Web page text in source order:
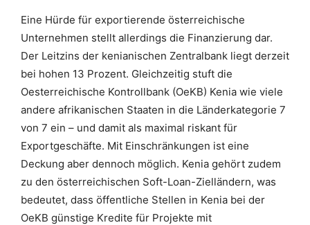
Eine Hürde für exportierende österreichische
Unternehmen stellt allerdings die Finanzierung dar.
Der Leitzins der kenianischen Zentralbank liegt derzeit
bei hohen 13 Prozent. Gleichzeitig stuft die
Oesterreichische Kontrollbank (OeKB) Kenia wie viele
andere afrikanischen Staaten in die Länderkategorie 7
von 7 ein – und damit als maximal riskant für
Exportgeschäfte. Mit Einschränkungen ist eine
Deckung aber dennoch möglich. Kenia gehört zudem
zu den österreichischen Soft-Loan-Zielländern, was
bedeutet, dass öffentliche Stellen in Kenia bei der
OeKB günstige Kredite für Projekte mit